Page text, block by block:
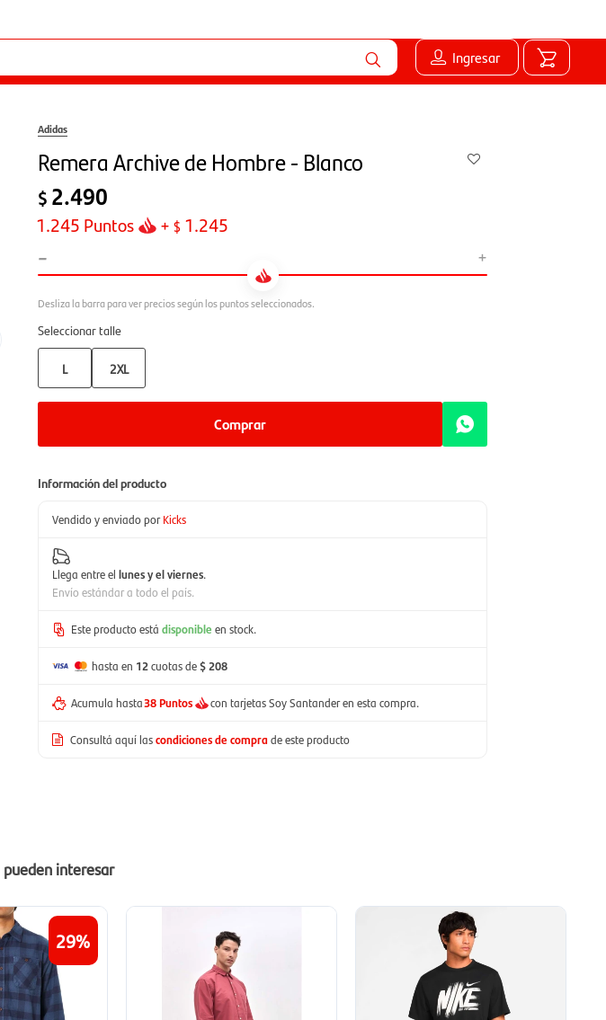
Ingresar
Adidas
Remera Archive de Hombre - Blanco
$ 2.490
1.245 Puntos + $ 1.245
- +
Seleccionar talle
L 2XL
Comprar
Información del producto
Vendido y enviado por Kicks
Llega entre el lunes y el viernes.
Envío estándar a todo el país.
Este producto está disponible en stock.
hasta en 12cuotas de$ 208
Acumula hasta38 Puntos con tarjetas Soy Santander en esta compra.
Consultá aquí lascondiciones de comprade este producto
interesar
29